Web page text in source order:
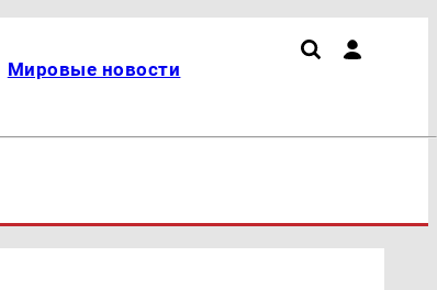
Мировые новости